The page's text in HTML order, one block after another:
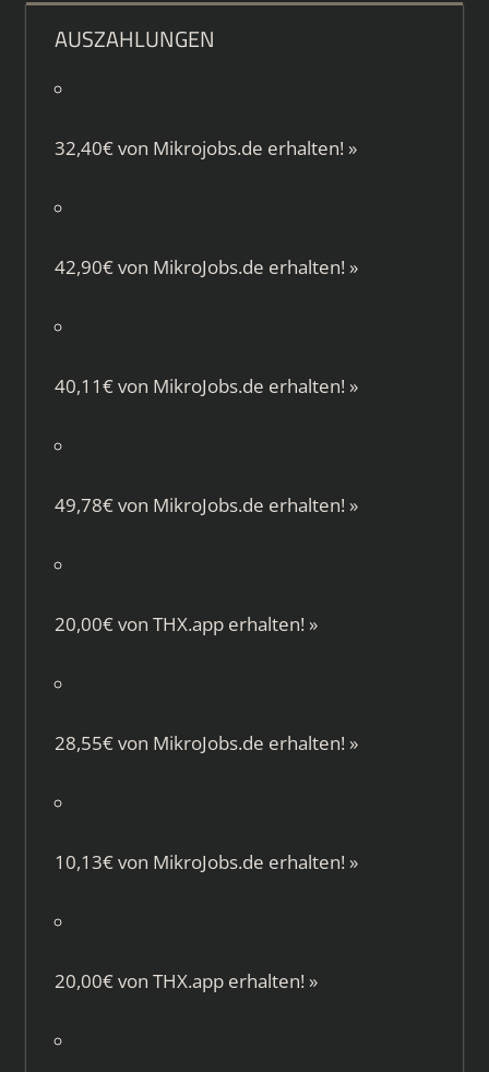
AUSZAHLUNGEN
32,40€ von Mikrojobs.de erhalten! »
42,90€ von MikroJobs.de erhalten! »
40,11€ von MikroJobs.de erhalten! »
49,78€ von MikroJobs.de erhalten! »
20,00€ von THX.apperhalten! »
28,55€ von MikroJobs.de erhalten! »
10,13€ von MikroJobs.de erhalten! »
20,00€ von THX.apperhalten! »